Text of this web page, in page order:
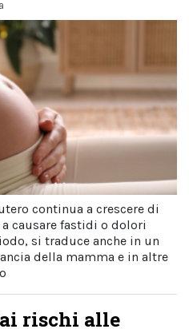
continua a crescere di
causare fastidi o dolori
si traduce anche in un
della mamma e in altre
rischi alle